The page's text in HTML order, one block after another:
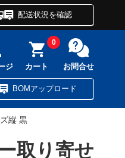
配送状況を確認
ジ カート
0
お問合せ
BOMアップロード
縦 黒
取り寄せ